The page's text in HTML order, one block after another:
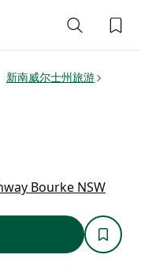
新南威尔士州旅游
Bourke NSW